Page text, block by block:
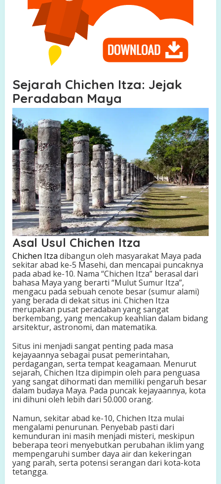
Sejarah Chichen Itza: Jejak
Peradaban Maya
Asal Usul Chichen Itza
Chichen Itza dibangun oleh masyarakat Maya pada
sekitar abad ke-5 Masehi, dan mencapai puncaknya
pada abad ke-10. Nama “Chichen Itza” berasal dari
bahasa Maya yang berarti “Mulut Sumur Itza”,
mengacu pada sebuah cenote besar (sumur alami)
yang berada di dekat situs ini. Chichen Itza
merupakan pusat peradaban yang sangat
berkembang, yang mencakup keahlian dalam bidang
arsitektur, astronomi, dan matematika.
Situs ini menjadi sangat penting pada masa
kejayaannya sebagai pusat pemerintahan,
perdagangan, serta tempat keagamaan. Menurut
sejarah, Chichen Itza dipimpin oleh para penguasa
yang sangat dihormati dan memiliki pengaruh besar
dalam budaya Maya. Pada puncak kejayaannya, kota
ini dihuni oleh lebih dari 50.000 orang.
Namun, sekitar abad ke-10, Chichen Itza mulai
mengalami penurunan. Penyebab pasti dari
kemunduran ini masih menjadi misteri, meskipun
beberapa teori menyebutkan perubahan iklim yang
mempengaruhi sumber daya air dan kekeringan
yang parah, serta potensi serangan dari kota-kota
tetangga.